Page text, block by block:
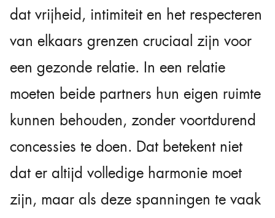
dat vrijheid, intimiteit en het respecteren
van elkaars grenzen cruciaal zijn voor
een gezonde relatie. In een relatie
moeten beide partners hun eigen ruimte
kunnen behouden, zonder voortdurend
concessies te doen. Dat betekent niet
dat er altijd volledige harmonie moet
zijn, maar als deze spanningen te vaak